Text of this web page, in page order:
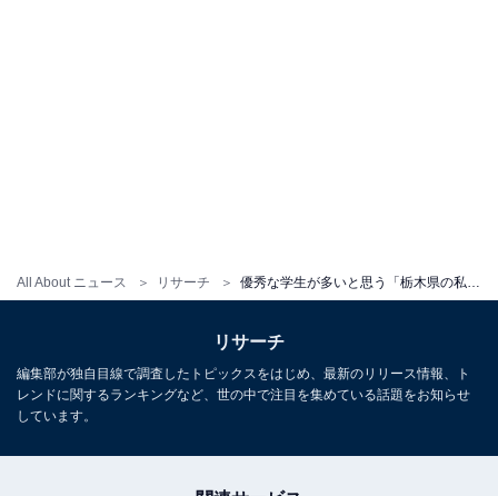
All About ニュース リサーチ 優秀な学生が多いと思う「栃木県の私立進学校」ランキング！ 2位「國學院大學栃木高等学校」、1位は？
リサーチ
編集部が独自目線で調査したトピックスをはじめ、最新のリリース情報、ト
レンドに関するランキングなど、世の中で注目を集めている話題をお知らせ
しています。